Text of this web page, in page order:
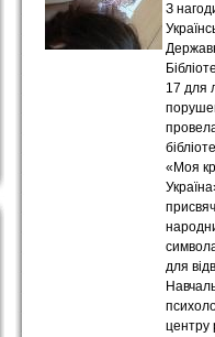
З
17 для
«Моя
для
центру